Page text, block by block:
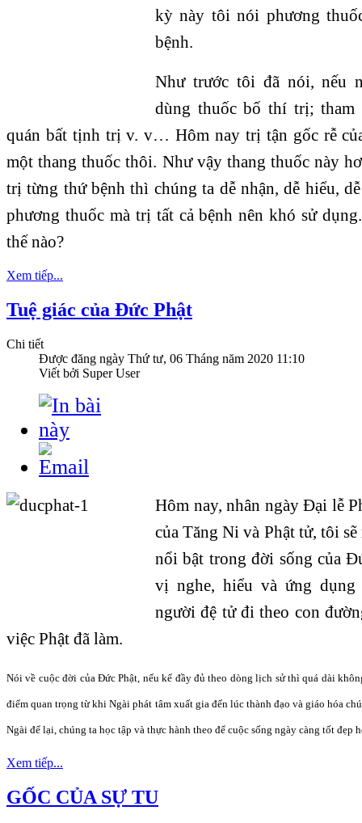
kỳ này tôi nói phương
bệnh.
Như trước tôi đã nói, nếu
dùng thuốc bố thí trị; tham
quán bất tịnh trị v. v… Hôm nay trị tận gốc rễ
một thang thuốc thôi. Như vậy thang thuốc này
trị từng thứ bệnh thì chúng ta dễ nhận, dễ hiểu,
phương thuốc mà trị tất cả bệnh nên khó sử
thế nào?
Xem tiếp...
Tuệ giác của Đức Phật
Chi tiết
Được đăng ngày Thứ tư, 06 Tháng năm 2020 11:10
Viết bởi Super User
Hôm nay, nhân ngày Đại lễ
của Tăng Ni và Phật tử, tôi
nổi bật trong đời sống của
vị nghe, hiểu và ứng
người đệ tử đi theo con
việc Phật đã làm.
Nói về cuộc đời của Đức Phật, nếu kể đầy đủ theo dòng lịch sử thì quá dài
điểm quan trọng từ khi Ngài phát tâm xuất gia đến lúc thành đạo và giáo hóa
Ngài để lại, chúng ta học tập và thực hành theo để cuộc sống ngày càng tốt đẹp
Xem tiếp...
GỐC CỦA SỰ TU